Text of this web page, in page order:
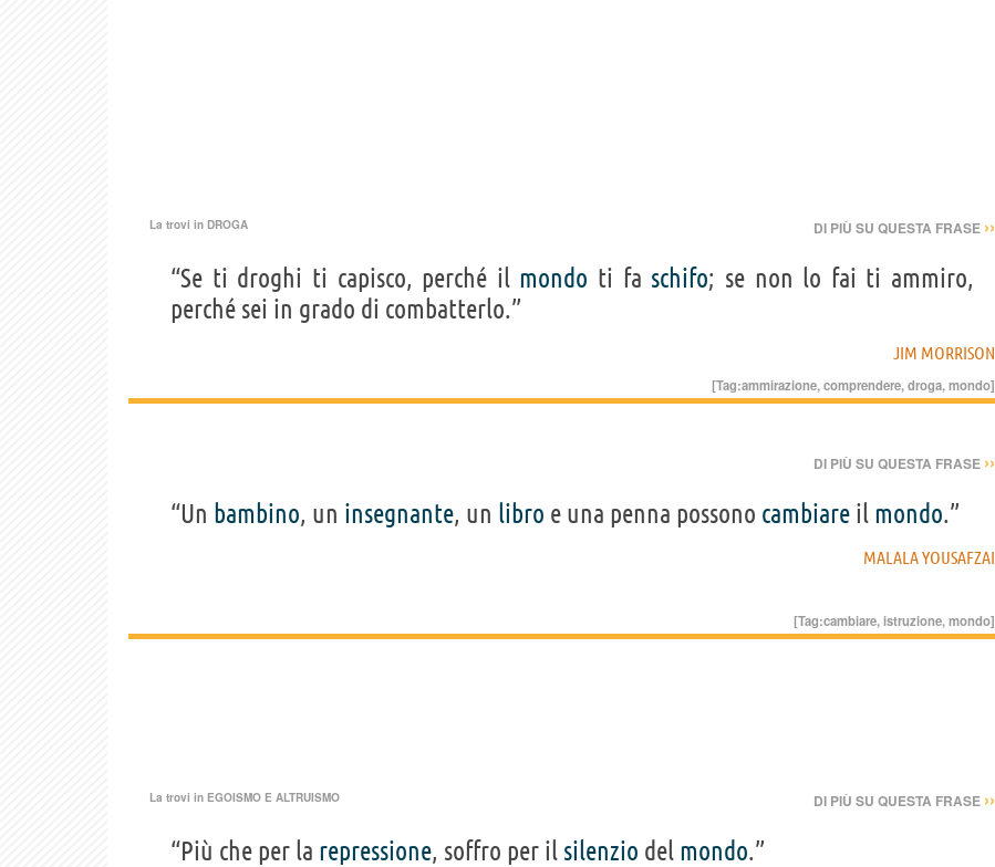
La trovi in DROGA DI PIÙ SU QUESTA FRASE ››
“Se ti droghi ti capisco, perché il mondo ti fa schifo; se non lo fai ti ammiro,
perché sei in grado di combatterlo.”
JIM MORRISON
[Tag:ammirazione,comprendere,droga,mondo]
DI PIÙ SU QUESTA FRASE ››
“Un bambino, un insegnante, un libro e una penna possono cambiare il mondo.”
MALALA YOUSAFZAI
[Tag:cambiare,istruzione,mondo]
La trovi in EGOISMO E ALTRUISMO DI PIÙ SU QUESTA FRASE ››
“Più che per la repressione, soffro per il silenzio del mondo.”